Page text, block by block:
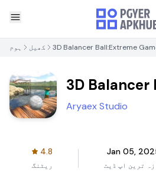
ہوم کھیل 3D Balancer Ball:Extreme
3D Balancer
Game
Aryaex Studio
4.8
ریٹنگ
Jan 05,
ترین اپ ڈیٹ